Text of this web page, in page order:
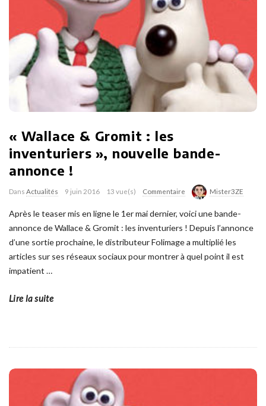
« Wallace & Gromit : les
inventuriers », nouvelle bande-
annonce !
Dans Actualités 9 juin 2016 13 vue(s) Commentaire Mister3ZE
Après le teaser mis en ligne le 1er mai dernier, voici une bande-
annonce de Wallace & Gromit : les inventuriers ! Depuis l’annonce
d’une sortie prochaine, le distributeur Folimage a multiplié les
articles sur ses réseaux sociaux pour montrer à quel point il est
impatient…
Lire la suite